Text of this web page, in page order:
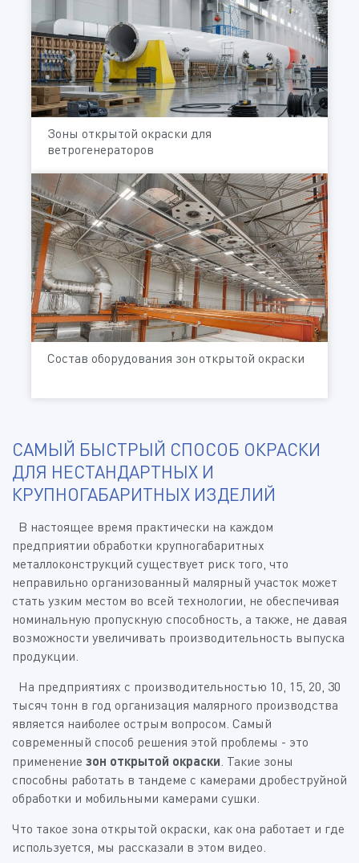
Зоны открытой окраски для
ветрогенераторов
Состав оборудования зон открытой окраски
САМЫЙ БЫСТРЫЙ СПОСОБ ОКРАСКИ
ДЛЯ НЕСТАНДАРТНЫХ И
КРУПНОГАБАРИТНЫХ ИЗДЕЛИЙ
В настоящее время практически на каждом
предприятии обработки крупногабаритных
металлоконструкций существует риск того, что
неправильно организованный малярный участок может
стать узким местом во всей технологии, не обеспечивая
номинальную пропускную способность, а также, не давая
возможности увеличивать производительность выпуска
продукции.
На предприятиях с производительностью 10, 15, 20, 30
тысяч тонн в год организация малярного производства
является наиболее острым вопросом. Самый
современный способ решения этой проблемы - это
применение зон открытой окраски . Такие зоны
способны работать в тандеме с камерами дробеструйной
обработки и мобильными камерами сушки.
Что такое зона открытой окраски, как она работает и где
используется, мы рассказали в этом видео.